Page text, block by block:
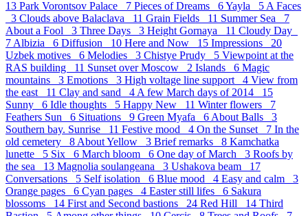
13 Park Vorontsov Palace 7 Pieces of Dreams 6Yayla 5 A Faces
3 Clouds above Balaclava 11 Grain Fields 11 Summer Sea 7
About a Fool 3 Three Days 3 Height Gornaya 11 Cloudy Day
7 Albizia 6 Diffusion 10 Here and Now 15 Impressions 20
Uzbek motives 6 Melodies 3 Chistye Prudy 5 Viewpoint at the
RAS building 11 Sunset over Moscow 2 Islands 6 Magic
mountains 3 Emotions 3 High voltage line support 4 View from
the east 11 Clay and sand 4 A few March days of 2014 15
Sunny 6 Idle thoughts 5 Happy New 11 Winter flowers 7
Feathers Sun 6 Situations 9 Green Myafa 6 About Balls 3
Southern bay. Sunrise 11 Festive mood 4 On the Sunset 7 In the
old cemetery 8 About Yellow 3 Brief remarks 8 Kamchatka
lunette 5 Six 6 March bloom 6 One day of March 3 Roofs by
the sea 13 Magnolia soulangeana 3 Ushakova beam 17
Conversations 5 Self isolation 6 Blue mood 4 Easy and calm 3
Orange pages 6 Cyan pages 4 Easter still lifes 6 Sakura
blossoms 14 First and Second bastions 24 Red Hill 14 Third